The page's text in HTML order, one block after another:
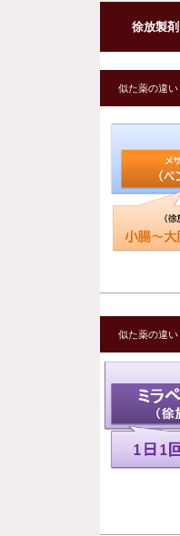
徐放製剤
似た薬の違い
似た薬の違い